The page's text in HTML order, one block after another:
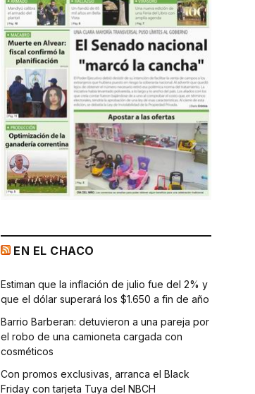
EN EL CHACO
Estiman que la inflación de julio fue del 2% y
que el dólar superará los $1.650 a fin de año
Barrio Barberan: detuvieron a una pareja por
el robo de una camioneta cargada con
cosméticos
Con promos exclusivas, arranca el Black
Friday con tarjeta Tuya del NBCH